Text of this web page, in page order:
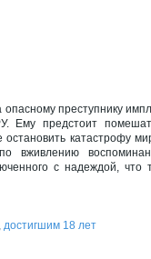
преступнику
Ему предстоит
катастрофу
вживлению
с надеждой, что
достигшим 18 лет